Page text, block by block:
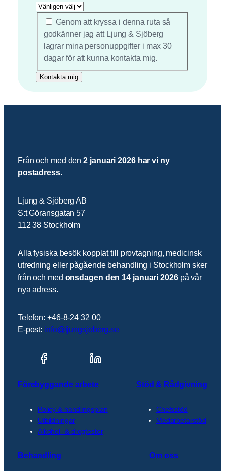
*
Genom att kryssa i denna ruta så
godkänner jag att Ljung & Sjöberg
lagrar mina personuppgifter i max 30
dagar för att kunna kontakta mig.
Från och med den2 januari 2026 har vi ny
postadress.
Ljung & Sjöberg AB
S:t Göransgatan 57
112 38 Stockholm
Alla fysiska besök kopplat till provtagning, medicinsk
utredning eller pågående behandling i Stockholm sker
från och med onsdagen den 14 januari 2026på vår
nya adress.
Telefon: +46-8-24 32 00
E-post: info@ljungsjoberg.se
Förebyggande arbete
Policy & handlingsplan
Utbildningar
Alkohol- & drogtester
Stöd & Rådgivning
Chefsstöd
Medarbetarstöd
Behandling Om oss